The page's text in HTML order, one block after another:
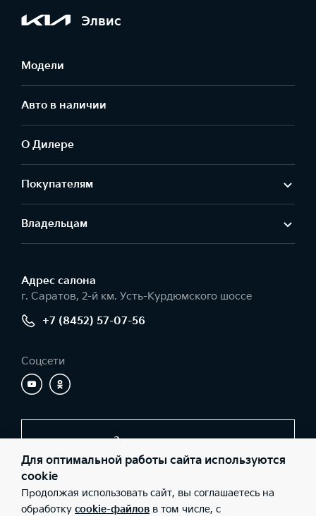
Элвис
Модели
Авто в наличии
О Дилере
Покупателям
Владельцам
Адрес салонa
г. Саратов, 2-й км. Усть-Курдюмского шоссе
+7 (8452) 57-07-56
Соцсети
Заказать звонок
© 2026 Юридические лица ООО «Элвис-КМ» (Фактический
адрес: г. Саратов, 2-й км. Усть-Курдюмского шоссе; Телефон: +7
Для оптимальной работы сайта используются
cookie
Продолжая использовать сайт, вы соглашаетесь на
обработку cookie-файлов в том числе, с